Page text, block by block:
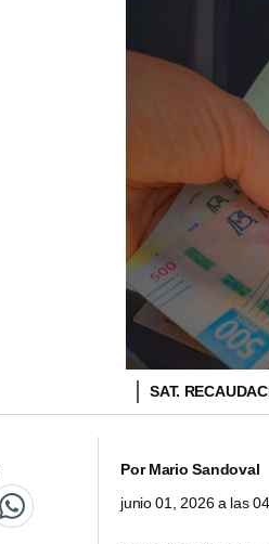
SAT.
PorMario Sandoval
junio 01, 2026 a las